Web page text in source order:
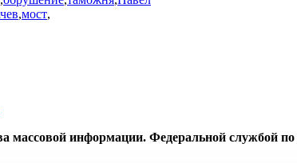
,мост,
массовой информации. Федеральной службой